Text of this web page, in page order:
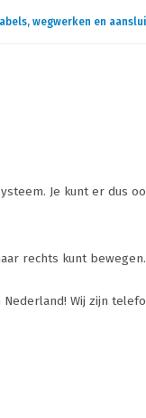
wegwerken en
Je kunt er dus
rechts kunt bewegen.
Wij zijn